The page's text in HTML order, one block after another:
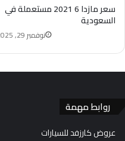
سعر مازدا 6 2021 مستعملة في
السعودية
نوفمبر 29, 2025
روابط مهمة
عروض كارزفد للسيارات